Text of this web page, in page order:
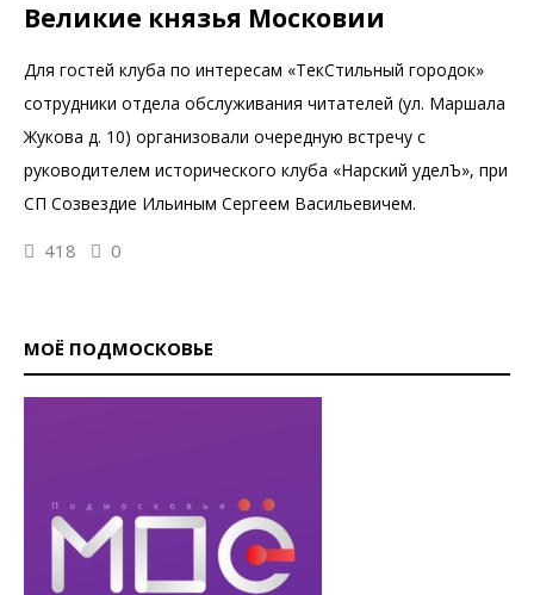
Великие князья Московии
Для гостей клуба по интересам «ТекСтильный городок»
сотрудники отдела обслуживания читателей (ул. Маршала
Жукова д. 10) организовали очередную встречу с
руководителем исторического клуба «Нарский уделЪ», при
СП Созвездие Ильиным Сергеем Васильевичем.
418 0
МОЁ ПОДМОСКОВЬЕ